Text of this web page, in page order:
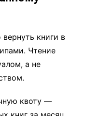
книги в
Чтение
а не
квоту —